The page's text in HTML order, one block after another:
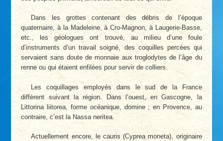
Dans les grottes contenant des débris de l’époque
quaternaire, à la Madeleine, à Cro-Magnon, à Laugerie-Basse,
etc., les géologues ont trouvé, au milieu d’une foule
d’instruments d’un travail soigné, des coquilles percées qui
servaient sans doute de monnaie aux troglodytes de l’âge du
renne ou qui étaient enfilées pour servir de colliers.
Les coquillages employés dans le sud de la France
diffèrent suivant la région. Dans l’ouest, en Gascogne, la
Littorina liitorea, forme océanique, domine ; en Provence, au
contraire, c’est la Nassa neritea.
Actuellement encore, le cauris (Cyprea moneta), originaire